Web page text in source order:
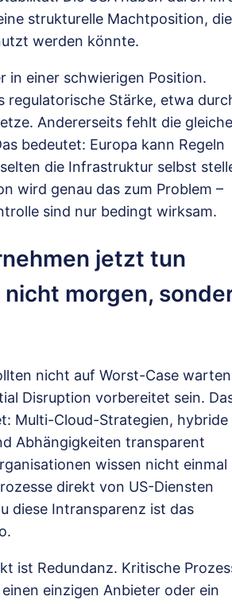
strukturelle Machtposition, die
werden könnte.
in einer schwierigen Position.
regulatorische Stärke, etwa
Andererseits fehlt die gleiche
bedeutet: Europa kann Regeln
die Infrastruktur selbst
wird genau das zum Problem –
sind nur bedingt wirksam.
jetzt tun
nicht morgen,
nicht auf Worst-Case
Disruption vorbereitet sein.
Multi-Cloud-Strategien, hybride
Abhängigkeiten transparent
wissen nicht einmal
direkt von US-Diensten
diese Intransparenz ist das
ist Redundanz. Kritische
einzigen Anbieter oder ein